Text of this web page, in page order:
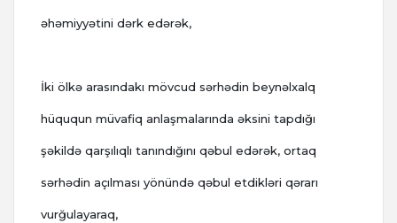
əhəmiyyətini dərk edərək,
İki ölkə arasındakı mövcud sərhədin beynəlxalq
hüququn müvafiq anlaşmalarında əksini tapdığı
şəkildə qarşılıqlı tanındığını qəbul edərək, ortaq
sərhədin açılması yönündə qəbul etdikləri qərarı
vurğulayaraq,